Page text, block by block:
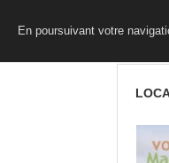
En poursuivant votre